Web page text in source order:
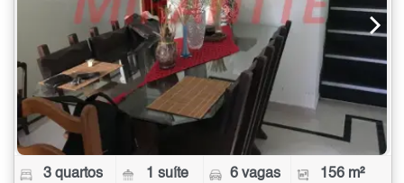
3 quartos 1 suíte 6 vagas 156 m²